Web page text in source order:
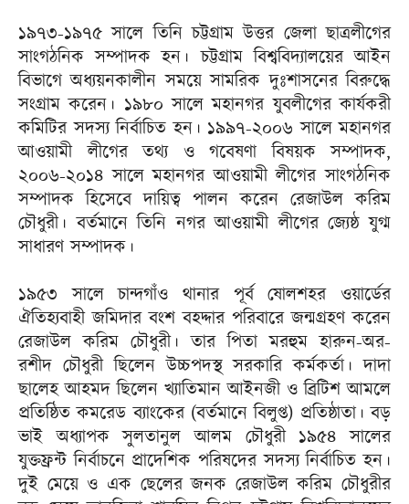
১৯৭৩-১৯৭৫ সালে তিনি চট্টগ্রাম উত্তর জেলা ছাত্রলীগের
সাংগঠনিক সম্পাদক হন। চট্টগ্রাম বিশ্ববিদ্যালয়ের আইন
বিভাগে অধ্যয়নকালীন সময়ে সামরিক দুঃশাসনের বিরুদ্ধে
সংগ্রাম করেন। ১৯৮০ সালে মহানগর যুবলীগের কার্যকরী
কমিটির সদস্য নির্বাচিত হন। ১৯৯৭-২০০৬ সালে মহানগর
আওয়ামী লীগের তথ্য ও গবেষণা বিষয়ক সম্পাদক,
২০০৬-২০১৪ সালে মহানগর আওয়ামী লীগের সাংগঠনিক
সম্পাদক হিসেবে দায়িত্ব পালন করেন রেজাউল করিম
চৌধুরী। বর্তমানে তিনি নগর আওয়ামী লীগের জ্যেষ্ঠ যুগ্ম
সাধারণ সম্পাদক।
১৯৫৩ সালে চান্দগাঁও থানার পূর্ব ষোলশহর ওয়ার্ডের
ঐতিহ্যবাহী জমিদার বংশ বহদ্দার পরিবারে জন্মগ্রহণ করেন
রেজাউল করিম চৌধুরী। তার পিতা মরহুম হারুন-অর-
রশীদ চৌধুরী ছিলেন উচ্চপদস্থ সরকারি কর্মকর্তা। দাদা
ছালেহ আহমদ ছিলেন খ্যাতিমান আইনজী ও ব্রিটিশ আমলে
প্রতিষ্ঠিত কমরেড ব্যাংকের (বর্তমানে বিলুপ্ত) প্রতিষ্ঠাতা। বড়
ভাই অধ্যাপক সুলতানুল আলম চৌধুরী ১৯৫৪ সালের
যুক্তফ্রন্ট নির্বাচনে প্রাদেশিক পরিষদের সদস্য নির্বাচিত হন।
দুই মেয়ে ও এক ছেলের জনক রেজাউল করিম চৌধুরীর